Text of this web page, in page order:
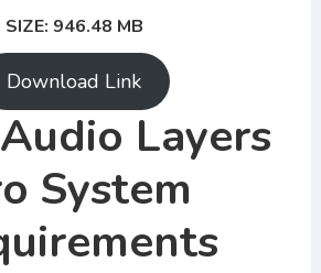
SIZE: 946.48 MB
Download Link
Layers
System